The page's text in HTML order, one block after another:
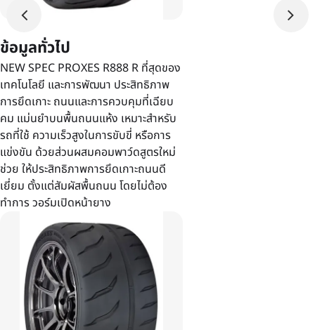
ข้อมูลทั่วไป
NEW SPEC PROXES R888 R ที่สุดของ
เทคโนโลยี และการพัฒนา ประสิทธิภาพ
การยึดเกาะ ถนนและการควบคุมที่เฉียบ
คม แม่นยำบนพื้นถนนแห้ง เหมาะสำหรับ
รถที่ใช้ ความเร็วสูงในการขับขี่ หรือการ
แข่งขัน ด้วยส่วนผสมคอมพาว์ดสูตรใหม่
ช่วย ให้ประสิทธิภาพการยึดเกาะถนนดี
เยี่ยม ตั้งแต่สัมผัสพื้นถนน โดยไม่ต้อง
ทำการ วอร์มเปิดหน้ายาง